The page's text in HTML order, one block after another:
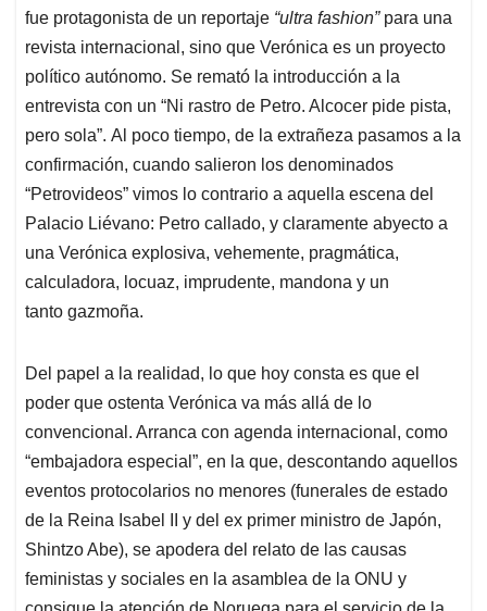
fue protagonista de un reportaje “ultra fashion”para una
revista internacional, sino que Verónica es un proyecto
político autónomo. Se remató la introducción a la
entrevista con un “Ni rastro de Petro. Alcocer pide pista,
pero sola”. Al poco tiempo, de la extrañeza pasamos a la
confirmación, cuando salieron los denominados
“Petrovideos” vimos lo contrario a aquella escena del
Palacio Liévano: Petro callado, y claramente abyecto a
una Verónica explosiva, vehemente, pragmática,
calculadora, locuaz, imprudente, mandona y un
tanto gazmoña.
Del papel a la realidad, lo que hoy consta es que el
poder que ostenta Verónica va más allá de lo
convencional. Arranca con agenda internacional, como
“embajadora especial”, en la que, descontando aquellos
eventos protocolarios no menores (funerales de estado
de la Reina Isabel II y del ex primer ministro de Japón,
Shintzo Abe), se apodera del relato de las causas
feministas y sociales en la asamblea de la ONU y